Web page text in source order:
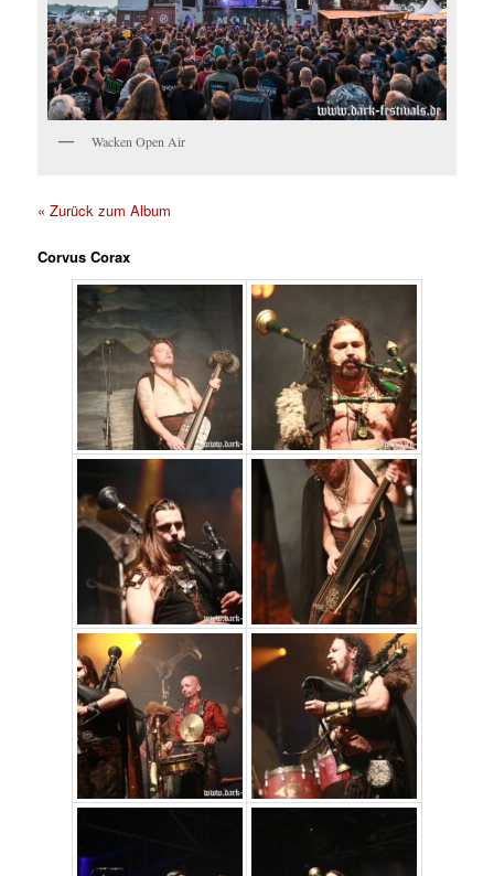
Wacken Open Air
« Zurück zum Album
Corvus Corax